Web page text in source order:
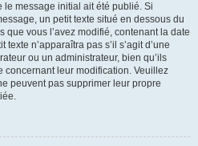
message initial ait été publié. Si
un petit texte situé en dessous du
que vous l’avez modifié, contenant la date
n’apparaîtra pas s’il s’agit d’une
ou un administrateur, bien qu’ils
concernant leur modification. Veuillez
peuvent pas supprimer leur propre